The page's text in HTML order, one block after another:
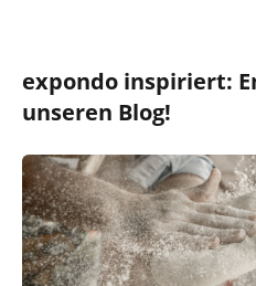
expondo inspiriert:
unseren Blog!